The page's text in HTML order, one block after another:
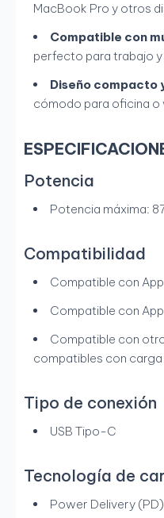
MacBook Pro y otros
Compatible con
perfecto para trabajo
Diseño compacto
cómodo para oficina o
Potencia
Potencia máxima:
Compatibilidad
Compatible con
Compatible con
Compatible con
compatibles con carga
Tipo de conexión
USB Tipo-C
Tecnología de
Power Delivery (PD)